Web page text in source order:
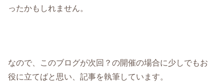
ったかもしれません。
なので、このブログが次回？の開催の場合に少しでもお
役に立てばと思い、記事を執筆しています。